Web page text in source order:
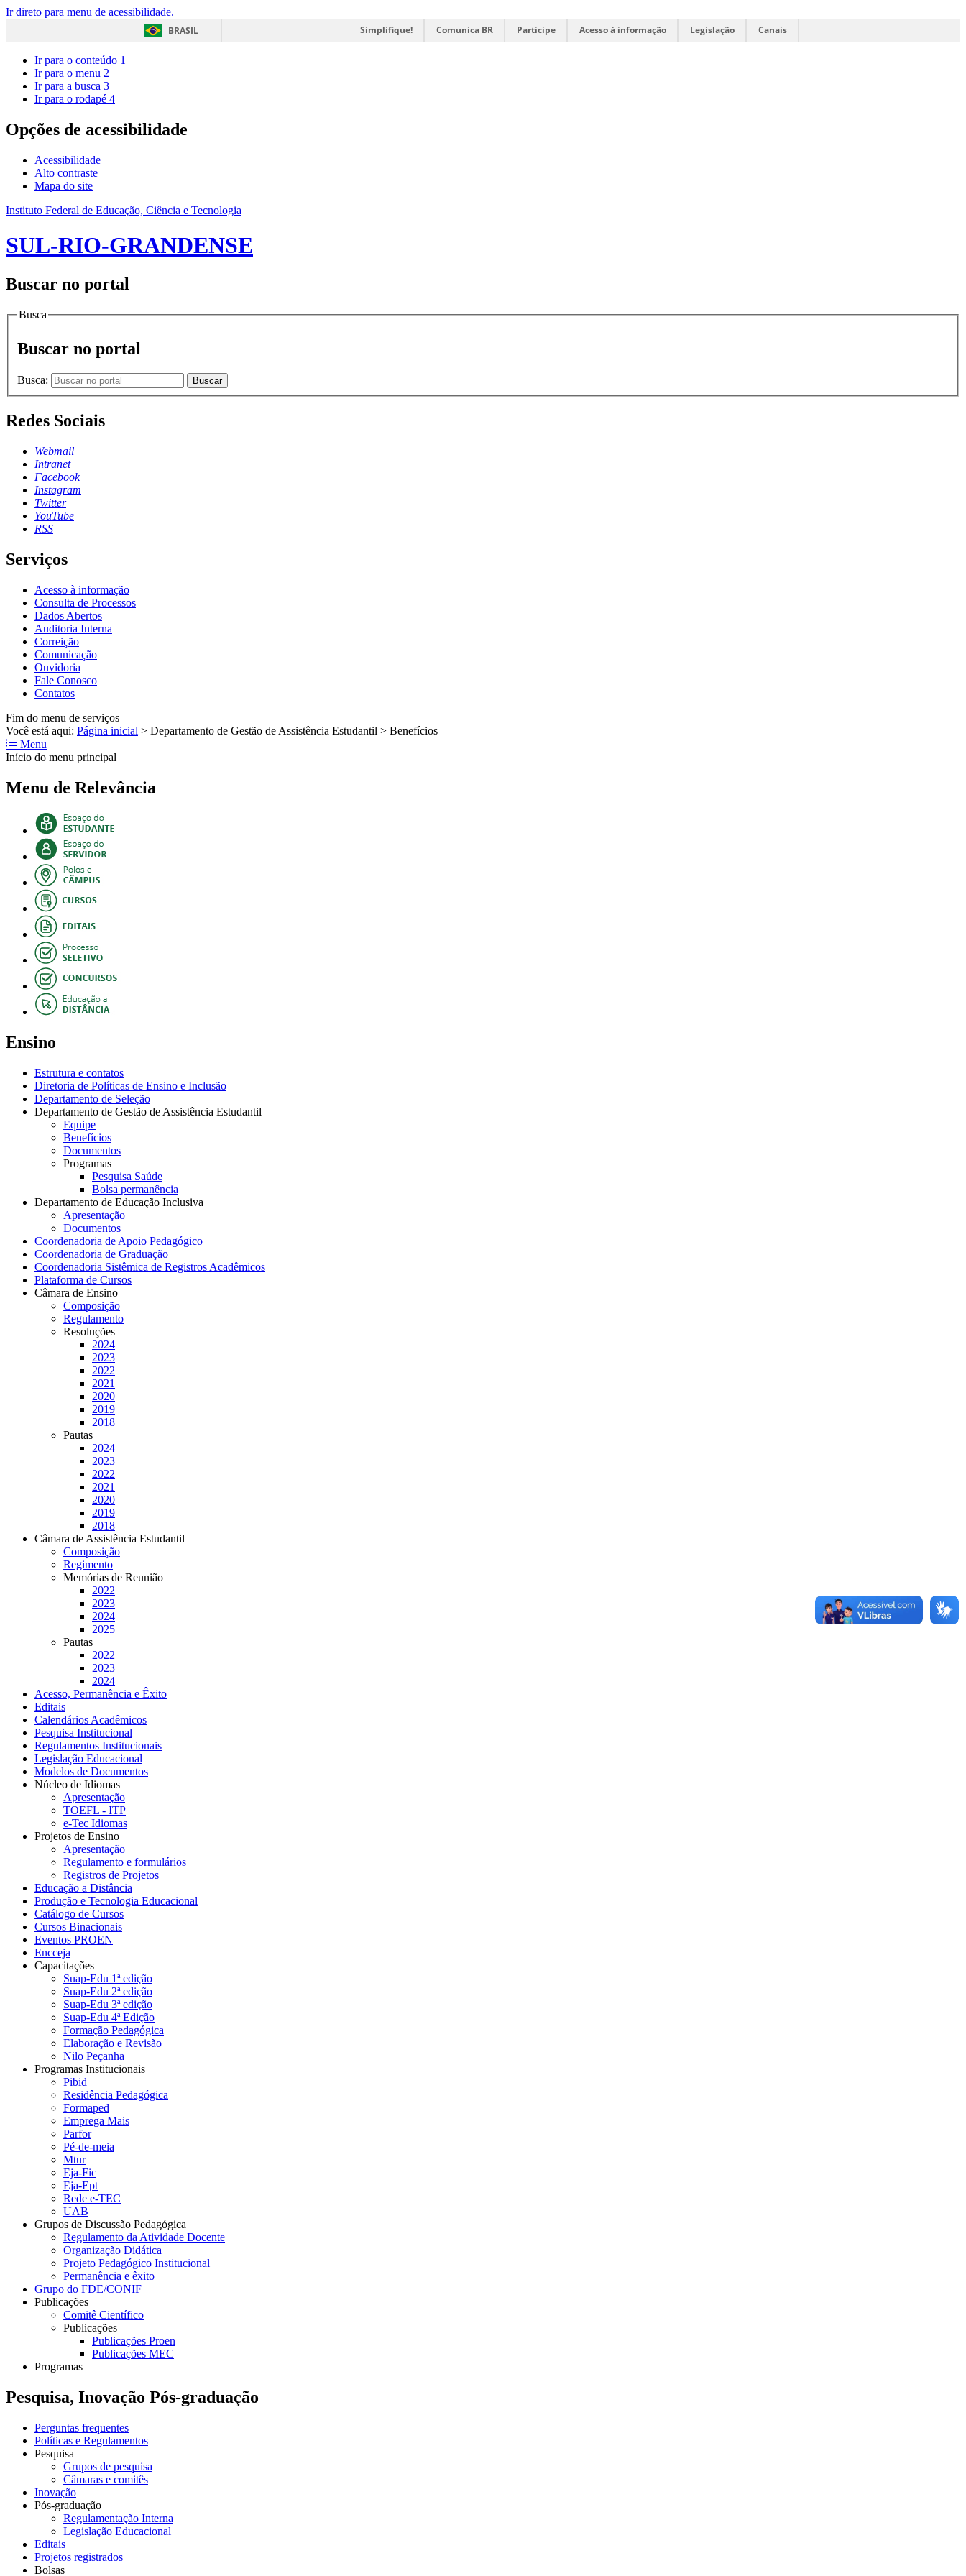
Ir direto para menu de acessibilidade.
BRASIL
Simplifique! Comunica BR Participe Acesso à informação Legislação Canais
Ir para o conteúdo 1
Ir para o menu 2
Ir para a busca 3
Ir para o rodapé 4
Opções de acessibilidade
Acessibilidade
Alto contraste
Mapa do site
Instituto Federal de Educação, Ciência e Tecnologia
SUL-RIO-GRANDENSE
Buscar no portal
Busca
Buscar no portal
Busca: Buscar
Redes Sociais
Webmail
Intranet
Facebook
Instagram
Twitter
YouTube
RSS
Serviços
Acesso à informação
Consulta de Processos
Dados Abertos
Auditoria Interna
Correição
Comunicação
Ouvidoria
Fale Conosco
Contatos
Fim do menu de serviços
Você está aqui: Página inicial > Departamento de Gestão de Assistência Estudantil > Benefícios
Menu
Início do menu principal
Menu de Relevância
Ensino
Estrutura e contatos
Diretoria de Políticas de Ensino e Inclusão
Departamento de Seleção
Departamento de Gestão de Assistência Estudantil
Equipe
Benefícios
Documentos
Programas
Pesquisa Saúde
Bolsa permanência
Departamento de Educação Inclusiva
Apresentação
Documentos
Coordenadoria de Apoio Pedagógico
Coordenadoria de Graduação
Coordenadoria Sistêmica de Registros Acadêmicos
Plataforma de Cursos
Câmara de Ensino
Composição
Regulamento
Resoluções
2024
2023
2022
2021
2020
2019
2018
Pautas
2024
2023
2022
2021
2020
2019
2018
Câmara de Assistência Estudantil
Composição
Regimento
Memórias de Reunião
2022
2023
2024
2025
Pautas
2022
2023
2024
Acesso, Permanência e Êxito
Editais
Calendários Acadêmicos
Pesquisa Institucional
Regulamentos Institucionais
Legislação Educacional
Modelos de Documentos
Núcleo de Idiomas
Apresentação
TOEFL - ITP
e-Tec Idiomas
Projetos de Ensino
Apresentação
Regulamento e formulários
Registros de Projetos
Educação a Distância
Produção e Tecnologia Educacional
Catálogo de Cursos
Cursos Binacionais
Eventos PROEN
Encceja
Capacitações
Suap-Edu 1ª edição
Suap-Edu 2ª edição
Suap-Edu 3ª edição
Suap-Edu 4ª Edição
Formação Pedagógica
Elaboração e Revisão
Nilo Peçanha
Programas Institucionais
Pibid
Residência Pedagógica
Formaped
Emprega Mais
Parfor
Pé-de-meia
Mtur
Eja-Fic
Eja-Ept
Rede e-TEC
UAB
Grupos de Discussão Pedagógica
Regulamento da Atividade Docente
Organização Didática
Projeto Pedagógico Institucional
Permanência e êxito
Grupo do FDE/CONIF
Publicações
Comitê Científico
Publicações
Publicações Proen
Publicações MEC
Programas
Pesquisa, Inovação Pós-graduação
Perguntas frequentes
Políticas e Regulamentos
Pesquisa
Grupos de pesquisa
Câmaras e comitês
Inovação
Pós-graduação
Regulamentação Interna
Legislação Educacional
Editais
Projetos registrados
Bolsas